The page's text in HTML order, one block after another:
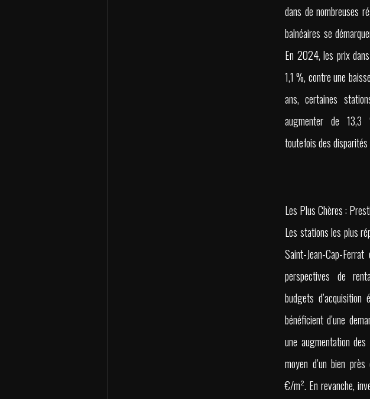
dans de nombreuses
balnéaires se
En 2024, les prix
1,1 %, contre une
ans, certaines
augmenter de 13,3
toutefois des
Les Plus Chères :
Les stations les plus
Saint-Jean-Cap-
perspectives de
budgets
bénéficient d’une
une augmentation
moyen d’un bien
€/m². En revanche,